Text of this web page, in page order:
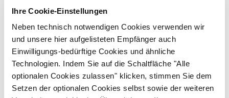
Ihre Cookie-Einstellungen
Neben technisch notwendigen Cookies verwenden wir
und unsere hier aufgelisteten Empfänger auch
Einwilligungs-bedürftige Cookies und ähnliche
Technologien. Indem Sie auf die Schaltfläche "Alle
optionalen Cookies zulassen" klicken, stimmen Sie dem
Setzen der optionalen Cookies selbst sowie der weiteren
Deutz AG - heutige Deutz AG - (Gründung 1938) waren viele
Jahre lang eng mit Klöckner & Co verbunden. Heute sind diese
Unternehmen rechtlich und wirtschaftlich eigenständig und
stehen in keiner gesellschaftlich-rechtlichen Verbindung zur
Klöckner & Co-Gruppe.
Die Stärke von Klöckner & Co war immer die Nähe zum
Kunden. Bereits im Gründungsjahr 1906 entstanden die ersten